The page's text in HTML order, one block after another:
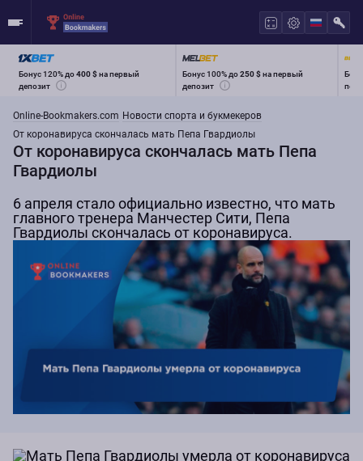
Бонус 120% до400 $на первый
депозит
Бонус 100% до250 $на первый
депозит
Online-Bookmakers.com Новости спорта и букмекеров
От коронавируса скончалась мать Пепа Гвардиолы
От коронавируса скончалась мать Пепа
Гвардиолы
6 апреля стало официально известно, что мать
главного тренера Манчестер Сити, Пепа
Гвардиолы скончалась от коронавируса.